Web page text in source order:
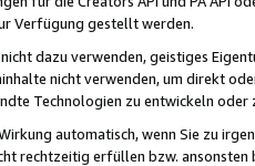
Verfügung gestellt werden.
dazu verwenden, geistiges
nicht verwenden, um direkt
Technologien zu entwickeln
automatisch, wenn Sie zu
rechtzeitig erfüllen bzw. ansonsten